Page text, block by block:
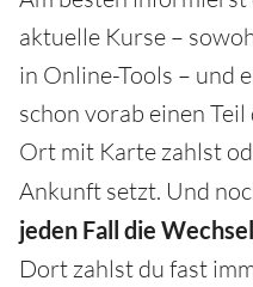
aktuelle Kurse –
in Online-Tools – und
schon vorab einen
Ort mit Karte zahlst
Ankunft setzt. Und
jeden Fall die
Dort zahlst du fast